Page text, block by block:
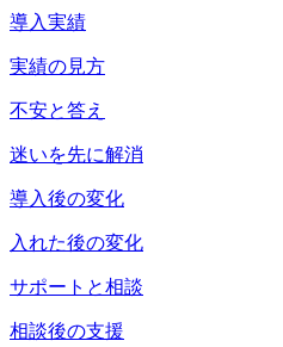
導入実績
実績の見方
不安と答え
迷いを先に解消
導入後の変化
入れた後の変化
サポートと相談
相談後の支援